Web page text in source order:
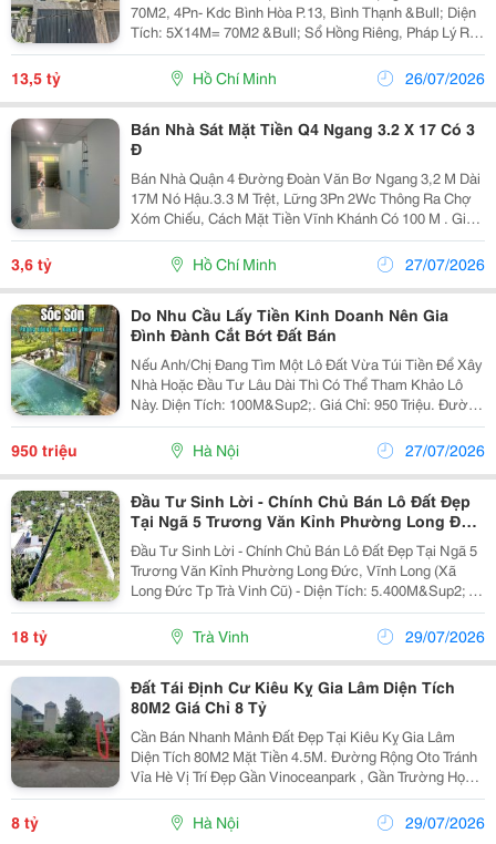
70M2, 4Pn- Kdc Bình Hòa P.13, Bình Thạnh &Bull; Diện
Tích: 5X14M= 70M2 &Bull; Sổ Hồng Riêng, Pháp Lý Rõ
Ràng, Sang Tên Công Chứng Ngay. &Bull; Nhà Btct
Kiên Cố 1 Trệt 2 Lầu Sân Thượng Trước, Sau...
13,5 tỷ Hồ Chí Minh 26/07/2026
Bán Nhà Sát Mặt Tiền Q4 Ngang 3.2 X 17 Có 3
Đ
Bán Nhà Quận 4 Đường Đoàn Văn Bơ Ngang 3,2 M Dài
17M Nó Hậu.3.3 M Trệt, Lững 3Pn 2Wc Thông Ra Chợ
Xóm Chiếu, Cách Mặt Tiền Vĩnh Khánh Có 100 M . Giấy
Tờ Pháp Lý Rõ Ràng Sổ Hồng Riêng Công Chúng Sang
Tên Chính Chủ Diện Tích 55 M2 Đất . Giá...
3,6 tỷ Hồ Chí Minh 27/07/2026
Do Nhu Cầu Lấy Tiền Kinh Doanh Nên Gia
Đình Đành Cắt Bớt Đất Bán
Nếu Anh/Chị Đang Tìm Một Lô Đất Vừa Túi Tiền Để Xây
Nhà Hoặc Đầu Tư Lâu Dài Thì Có Thể Tham Khảo Lô
Này. Diện Tích: 100M&Sup2;. Giá Chỉ: 950 Triệu. Đường
Ô Tô Vào Tận Đất. Khu Dân Cư Hiện Hữu, Điện Nước
Đầy Đủ. Pháp Lý Rõ Ràng, Sang Tên...
950 triệu Hà Nội 27/07/2026
Đầu Tư Sinh Lời - Chính Chủ Bán Lô Đất Đẹp
Tại Ngã 5 Trương Văn Kỉnh Phường Long Đức,
Vĩnh Long
Đầu Tư Sinh Lời - Chính Chủ Bán Lô Đất Đẹp Tại Ngã 5
Trương Văn Kỉnh Phường Long Đức, Vĩnh Long (Xã
Long Đức Tp Trà Vinh Cũ) - Diện Tích: 5.400M&Sup2; -
Giá Bán: 18 Tỷ(Thương Lượng) - Pháp Lý Rõ Ràng,
Sang Tên Nhanh Chóng. Https://Goo.gl/Maps/Jx...
18 tỷ Trà Vinh 29/07/2026
Đất Tái Định Cư Kiêu Kỵ Gia Lâm Diện Tích
80M2 Giá Chỉ 8 Tỷ
Cần Bán Nhanh Mảnh Đất Đẹp Tại Kiêu Kỵ Gia Lâm
Diện Tích 80M2 Mặt Tiền 4.5M. Đường Rộng Oto Tránh
Vỉa Hè Vị Trí Đẹp Gần Vinoceanpark , Gần Trường Học,
Chợ Kiêu Kỵ Tiện Ích Đầy Đủ. Sổ Đỏ Pháp Lý Đầy Đủ
Sang Tên Giá Bán 8...
8 tỷ Hà Nội 29/07/2026